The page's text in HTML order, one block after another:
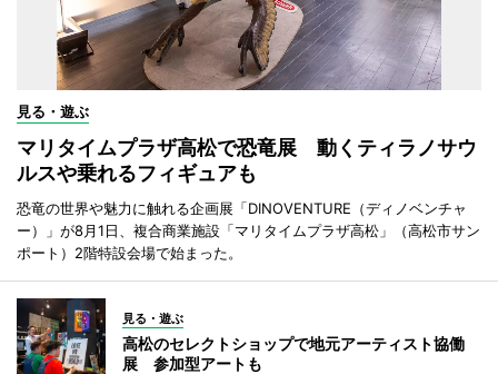
見る・遊ぶ
マリタイムプラザ高松で恐竜展 動くティラノサウ
ルスや乗れるフィギュアも
恐竜の世界や魅力に触れる企画展「DINOVENTURE（ディノベンチャ
ー）」が8月1日、複合商業施設「マリタイムプラザ高松」（高松市サン
ポート）2階特設会場で始まった。
見る・遊ぶ
高松のセレクトショップで地元アーティスト協働
展 参加型アートも